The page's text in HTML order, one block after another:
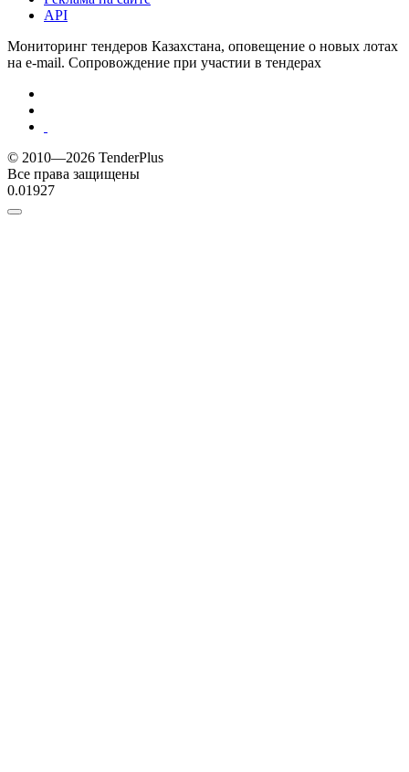
API
Мониторинг тендеров Казахстана, оповещение о новых лотах
на e-mail. Сопровождение при участии в тендерах
© 2010—2026 TenderPlus
Все права защищены
0.01927